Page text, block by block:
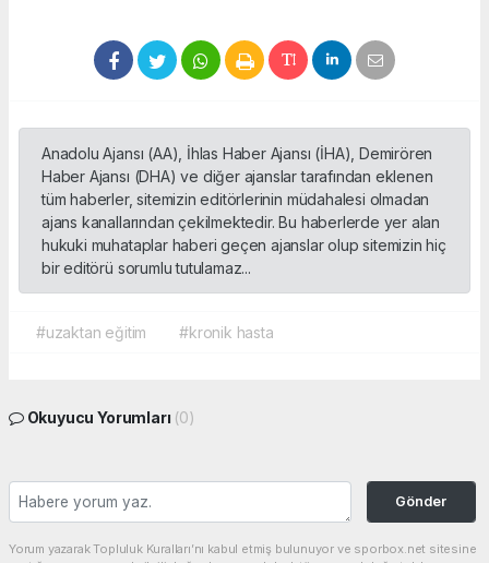
Anadolu Ajansı (AA), İhlas Haber Ajansı (İHA), Demirören
Haber Ajansı (DHA) ve diğer ajanslar tarafından eklenen
tüm haberler, sitemizin editörlerinin müdahalesi olmadan
ajans kanallarından çekilmektedir. Bu haberlerde yer alan
hukuki muhataplar haberi geçen ajanslar olup sitemizin hiç
bir editörü sorumlu tutulamaz...
#uzaktan eğitim #kronik hasta
Okuyucu Yorumları (0)
Gönder
Yorum yazarak Topluluk Kuralları’nı kabul etmiş bulunuyor ve sporbox.net sitesine